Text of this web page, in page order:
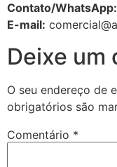
Contato/WhatsApp:
E-mail:
Deixe um
O seu endereço de
obrigatórios são
Comentário *